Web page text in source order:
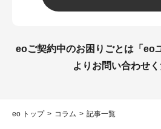
eoご契約中のお困りごとは「 eo
よりお問い合わせく
eo トップ コラム 記事一覧